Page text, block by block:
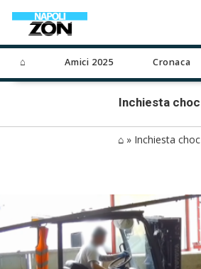
⌂ Amici 2025 Cronaca
Inchiesta choc
⌂ » Inchiesta choc